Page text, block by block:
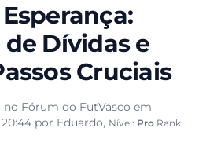
Dívidas e
Cruciais
no Fórum do FutVasco em
20:44 por Eduardo, Nível: Pro Rank: